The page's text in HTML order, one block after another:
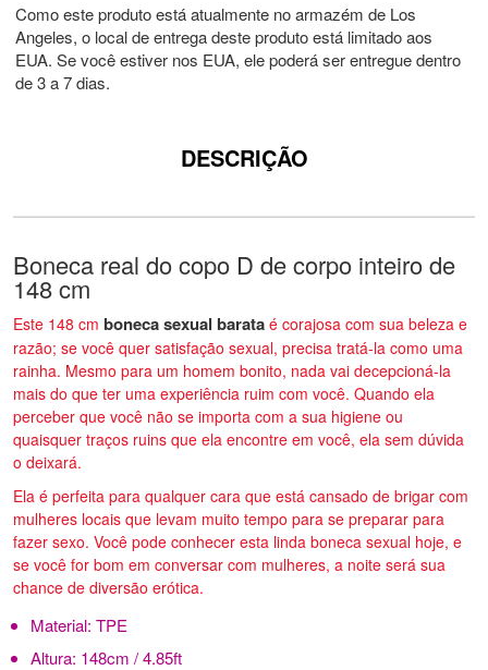
Como este produto está atualmente no armazém de Los
Angeles, o local de entrega deste produto está limitado aos
EUA. Se você estiver nos EUA, ele poderá ser entregue dentro
de 3 a 7 dias.
DESCRIÇÃO
Boneca real do copo D de corpo inteiro de
148 cm
Este 148 cm boneca sexual barata é corajosa com sua beleza e
razão; se você quer satisfação sexual, precisa tratá-la como uma
rainha. Mesmo para um homem bonito, nada vai decepcioná-la
mais do que ter uma experiência ruim com você. Quando ela
perceber que você não se importa com a sua higiene ou
quaisquer traços ruins que ela encontre em você, ela sem dúvida
o deixará.
Ela é perfeita para qualquer cara que está cansado de brigar com
mulheres locais que levam muito tempo para se preparar para
fazer sexo. Você pode conhecer esta linda boneca sexual hoje, e
se você for bom em conversar com mulheres, a noite será sua
chance de diversão erótica.
Material: TPE
Altura: 148cm / 4.85ft